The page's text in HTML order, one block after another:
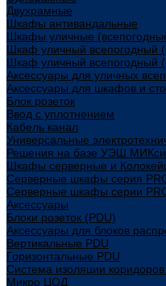
Двухрамные
Шкафы антивандальные
Шкафы уличные
Шкаф уличный всепогодный
Шкаф уличный всепогодный
Аксессуары для уличных
Аксессуары для шкафов и
Блок розеток
Ввод с уплотнением
Кабель канал
Универсальные
Решения на базе УЭШ
Шкафы серверные и
Серверные шкафы серия
Серверные шкафы серии
Аксессуары
Блоки розеток (PDU)
Аксессуары для блоков
Вертикальные PDU
Горизонтальные PDU
Система изоляции
Микро ЦОД